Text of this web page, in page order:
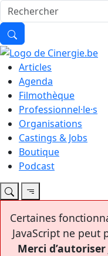
Articles
Agenda
Filmothèque
Professionnel·le·s
Organisations
Castings & Jobs
Boutique
Podcast
Certaines
JavaScript ne peut
Merci